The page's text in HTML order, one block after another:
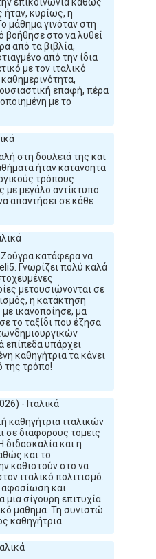
επικοινωνία καθώς
κυρίως, η
μάθημα γινόταν στη
στο να λυθεί
από τα βιβλία,
από την ίδια
με τον ιταλικό
επαφή, πέρα
με το
στη δουλειά της και
ήταν κατανοητα
τρόπους
με μεγάλο αντίκτυπο
απαντήσει σε κάθε
κατάφερα να
Γνωρίζει πολύ καλά
μετουσιώνονται σε
η κατάκτηση
ικανοποίησε, μα
το ταξίδι που έζησα
επίπεδα υπάρχει
καθηγήτρια τα κάνει
της τρόπο!
- Ιταλικά
καθηγήτρια ιταλικών
σε διαφορους τομεις
διδασκαλία και η
και το
καθιστούν στο να
ιταλικό πολιτισμό.
αφοσίωση και
μια σίγουρη επιτυχία
μαθημα. Τη συνιστώ
καθηγήτρια